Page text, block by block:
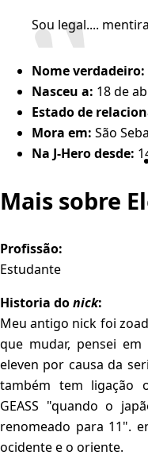
Sou legal....
Nome verdadeiro:
Nasceu a: 18 de
Estado de
Mora em: São
Na J-Hero desde:
Mais sobre
Profissão:
Estudante
Historia donick:
Meu antigo nick foi
que mudar, pensei
eleven por causa da
também tem ligação
GEASS "quando o
renomeado para 11".
ocidente e o oriente.